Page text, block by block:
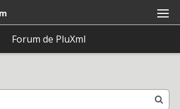
Forum de PluXml